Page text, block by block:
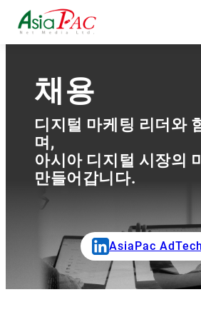
채용
디지털 마케팅 리더와
며,
아시아 디지털 시장의
만들어갑니다.
AsiaPac